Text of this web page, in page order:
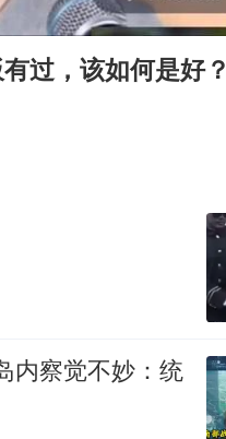
过，该如何是好？
内察觉不妙：统